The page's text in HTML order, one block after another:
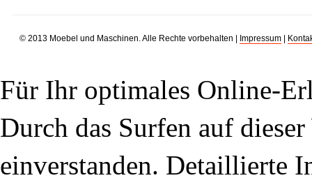
© 2013 Moebel und Maschinen. Alle Rechte vorbehalten | Impressum|
Für Ihr optimales Online-
Durch das Surfen auf
einverstanden. Detaillierte